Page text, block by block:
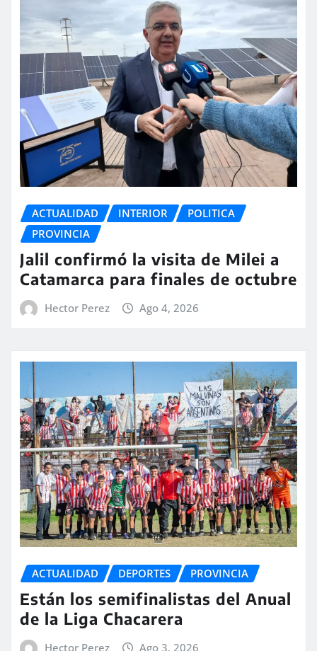
ACTUALIDAD INTERIOR
POLITICA
PROVINCIA
Jalil confirmó la visita de Milei a
Catamarca para finales de octubre
Hector Perez Ago 4, 2026
ACTUALIDAD DEPORTES PROVINCIA
Están los semifinalistas del Anual
de la Liga Chacarera
Hector Perez Ago 3, 2026